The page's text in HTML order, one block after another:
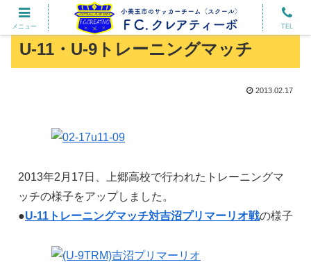
U-11・U-9トレーニングマッチ
2013.02.17
2013年2月17日、上郷高校で行われたトレーニングマ
ッチの様子をアップしました。
●U-11トレーニングマッチ対吉沼プリマーリオ戦の様子
メニュー TEL